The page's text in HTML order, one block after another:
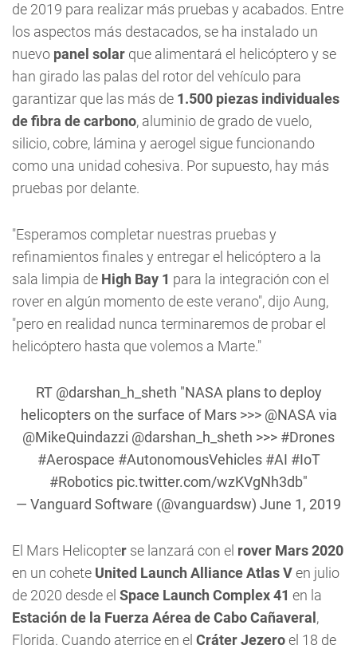
de 2019 para realizar más pruebas y acabados. Entre
los aspectos más destacados, se ha instalado un
nuevo panel solar que alimentará el helicóptero y se
han girado las palas del rotor del vehículo para
garantizar que las más de 1.500 piezas individuales
de fibra de carbono, aluminio de grado de vuelo,
silicio, cobre, lámina y aerogel sigue funcionando
como una unidad cohesiva. Por supuesto, hay más
pruebas por delante.
"Esperamos completar nuestras pruebas y
refinamientos finales y entregar el helicóptero a la
sala limpia de High Bay 1 para la integración con el
rover en algún momento de este verano", dijo Aung,
"pero en realidad nunca terminaremos de probar el
helicóptero hasta que volemos a Marte."
RT @darshan_h_sheth "NASA plans to deploy
helicopters on the surface of Mars >>> @NASA via
@MikeQuindazzi @darshan_h_sheth >>> #Drones
#Aerospace #AutonomousVehicles #AI #IoT
#Robotics pic.twitter.com/wzKVgNh3db"
— Vanguard Software (@vanguardsw) June 1, 2019
El Mars Helicopter se lanzará con el rover Mars 2020
en un cohete United Launch Alliance Atlas Ven julio
de 2020 desde el Space Launch Complex 41 en la
Estación de la Fuerza Aérea de Cabo Cañaveral ,
Florida. Cuando aterrice en el Cráter Jezeroel 18 de